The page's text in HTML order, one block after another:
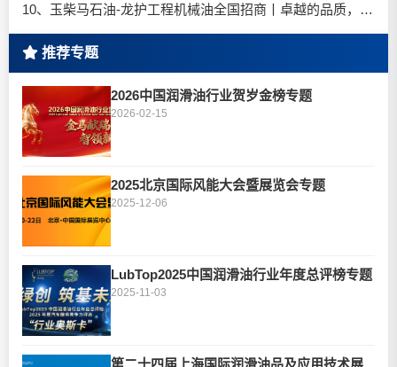
10、玉柴马石油-龙护工程机械油全国招商丨卓越的品质，专业的品牌！
推荐专题
2026中国润滑油行业贺岁金榜专题
2026-02-15
2025北京国际风能大会暨展览会专题
2025-12-06
LubTop2025中国润滑油行业年度总评榜专题
2025-11-03
第二十四届上海国际润滑油品及应用技术展